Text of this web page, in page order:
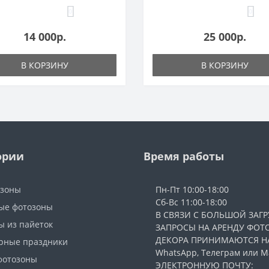
14 000р.
В КОРЗИНУ
25 000р.
В КОРЗИНУ
фотозоны
из пайеток
праздники
Время работы
Пн-Пт 10:00-18:00
Сб-Вс 11:00-18:00
В СВЯЗИ С БОЛЬШОЙ
ЗАПРОСЫ НА АРЕНДУ
ДЕКОРА ПРИНИМАЮТСЯ
WhatsApp, Телеграм или
ЭЛЕКТРОННУЮ ПОЧТУ: